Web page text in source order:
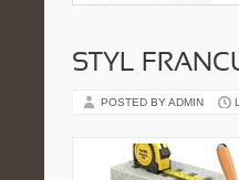
STYL
POSTED BY ADMIN